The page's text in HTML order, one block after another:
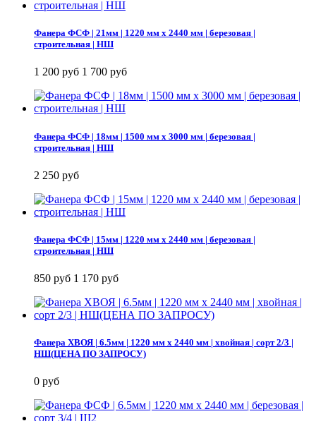
Фанера ФСФ | 21мм | 1220 мм х 2440 мм | березовая |
строительная | НШ
1 200 руб 1 700 руб
Фанера ФСФ | 18мм | 1500 мм х 3000 мм | березовая |
строительная | НШ
2 250 руб
Фанера ФСФ | 15мм | 1220 мм х 2440 мм | березовая |
строительная | НШ
850 руб 1 170 руб
Фанера ХВОЯ | 6.5мм | 1220 мм х 2440 мм | хвойная | сорт 2/3 |
НШ(ЦЕНА ПО ЗАПРОСУ)
0 руб